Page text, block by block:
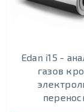
Edan i15 -
газов